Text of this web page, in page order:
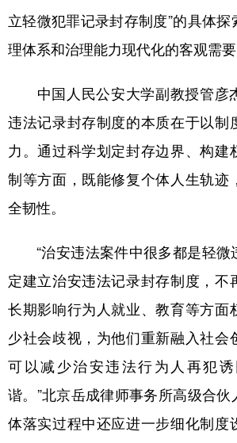
立轻微犯罪记录封存制度”的具体
理体系和治理能力现代化的客观需要
中国人民公安大学副教授管彦
违法记录封存制度的本质在于以制
力。通过科学划定封存边界、构建
制等方面，既能修复个体人生轨迹
全韧性。
“治安违法案件中很多都是轻微
定建立治安违法记录封存制度，不
长期影响行为人就业、教育等方面
少社会歧视，为他们重新融入社会
可以减少治安违法行为人再犯
谐。”北京岳成律师事务所高级合伙
体落实过程中还应进一步细化制度